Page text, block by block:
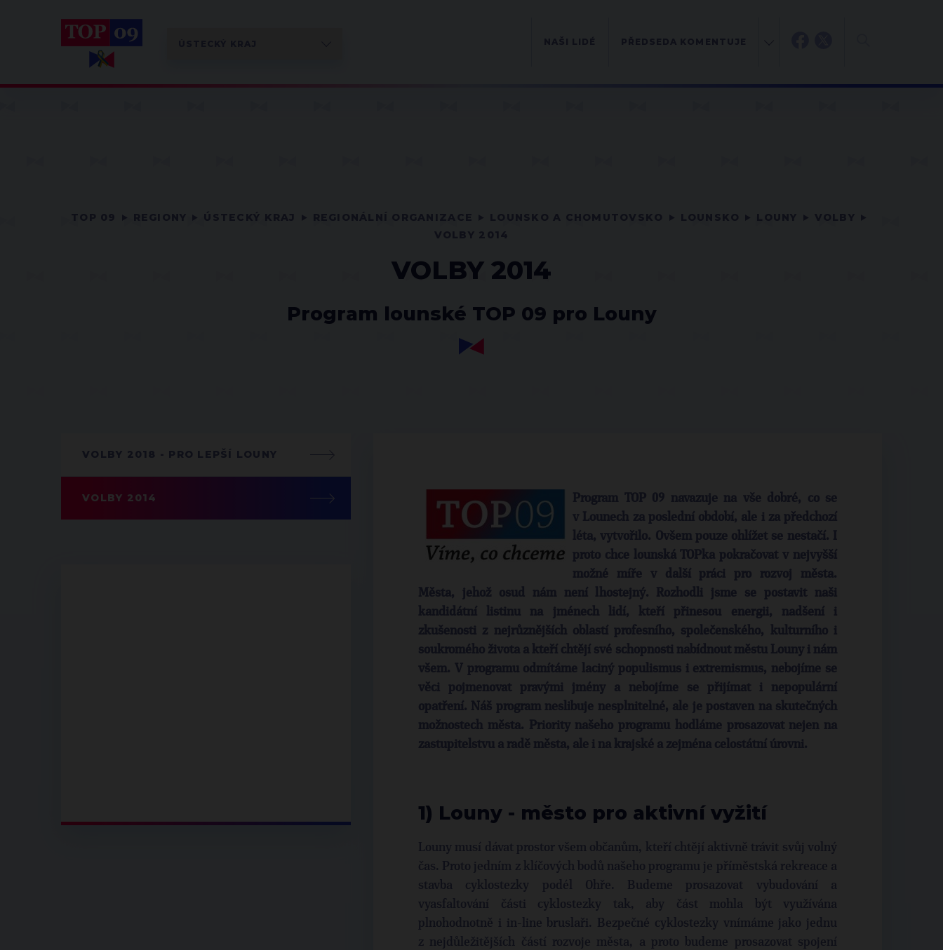
VOLBY 2014
Program lounské TOP 09 pro Louny
VOLBY 2018 - PRO LEPŠÍ LOUNY
VOLBY 2014
Program TOP 09 navazuje na vše dobré, co se
v Lounech za poslední období, ale i za předchozí
léta, vytvořilo. Ovšem pouze ohlížet se nestačí. I
proto chce lounská TOPka pokračovat v nejvyšší
možné míře v další práci pro rozvoj města.
Města, jehož osud nám není lhostejný. Rozhodli jsme se postavit naši
kandidátní listinu na jménech lidí, kteří přinesou energii, nadšení i
zkušenosti z nejrůznějších oblastí profesního, společenského, kulturního i
soukromého života a kteří chtějí své schopnosti nabídnout městu Louny i nám
všem. V programu odmítáme laciný populismus i extremismus, nebojíme se
věci pojmenovat pravými jmény a nebojíme se přijímat i nepopulární
opatření. Náš program neslibuje nesplnitelné, ale je postaven na skutečných
možnostech města. Priority našeho programu hodláme prosazovat nejen na
zastupitelstvu a radě města, ale i na krajské a zejména celostátní úrovni.
1) Louny - město pro aktivní vyžití
Louny musí dávat prostor všem občanům, kteří chtějí aktivně trávit svůj volný
čas. Proto jedním z klíčových bodů našeho programu je příměstská rekreace a
stavba cyklostezky podél Ohře. Budeme prosazovat vybudování a
vyasfaltování části cyklostezky tak, aby část mohla být využívána
plnohodnotně i in-line bruslaři. Bezpečné cyklostezky vnímáme jako jednu
z nejdůležitějších částí rozvoje města, a proto budeme prosazovat spojení